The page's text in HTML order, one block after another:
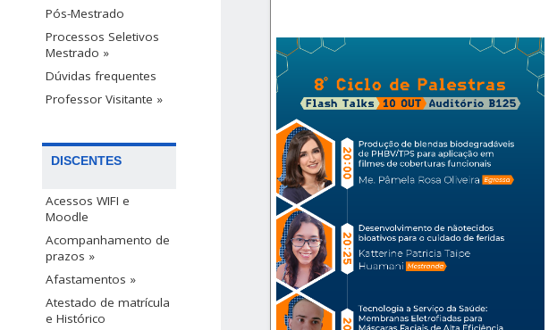
Pós-Mestrado
Processos Seletivos
Mestrado »
Dúvidas frequentes
Professor Visitante »
DISCENTES
Acessos WIFI e
Moodle
Acompanhamento de
prazos »
Afastamentos »
Atestado de matrícula
e Histórico